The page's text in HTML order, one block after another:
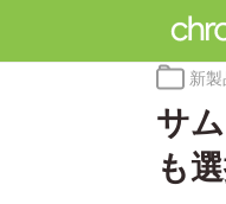
カ
ゴ
ー:
新製
サ
も